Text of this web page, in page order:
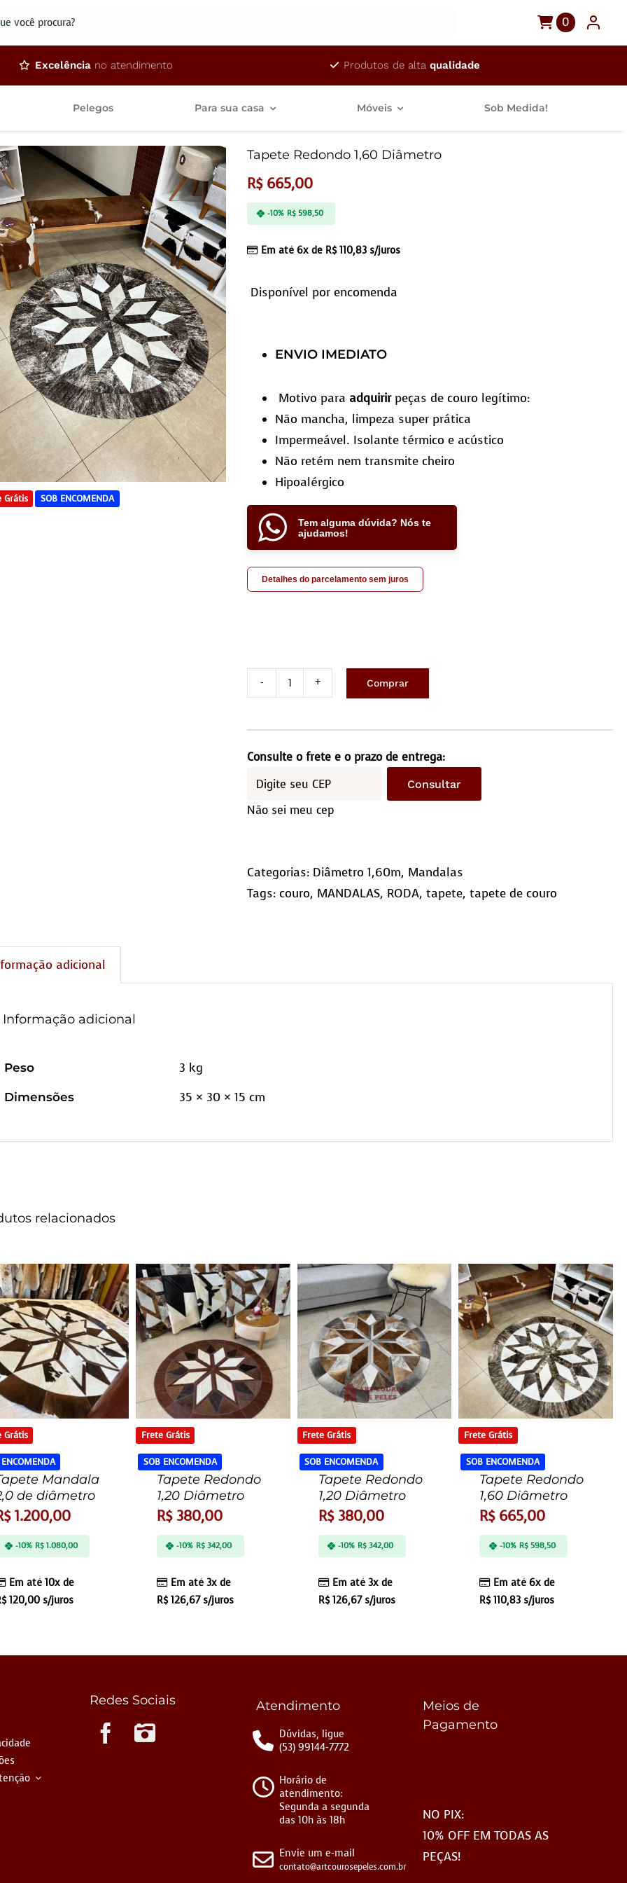
0
Excelência no atendimento Produtos de altaqualidade
Pelegos Para sua casa Móveis Sob Medida!
Grátis SOB ENCOMENDA
Tapete Redondo 1,60 Diâmetro
R$665,00
Em até 6x de R$110,83 s/juros
-10% R$598,50
Disponível por encomenda
ENVIO IMEDIATO
Motivo para adquirirpeças de couro legítimo:
Não mancha, limpeza super prática
Impermeável. Isolante térmico e acústico
Não retém nem transmite cheiro
Hipoalérgico
Tem alguma dúvida? Nós te
ajudamos!
Detalhes do parcelamento sem juros
1,60
Diâmetro
quantidade
Comprar
Consulte o frete e o prazo de entrega:
Consultar
Não sei meu cep
Categorias: Diâmetro 1,60m, Mandalas
Tags:couro, MANDALAS, RODA,tapete,tapete de couro
adicional
Informação adicional
Peso 3 kg
Dimensões 35 × 30 × 15 cm
relacionados
Grátis
Mandala
de diâmetro
1.200,00
Em até 10x de
120,00 s/juros
-10% R$1.080,00
Frete Grátis
SOB ENCOMENDA
Tapete Redondo
1,20 Diâmetro
R$380,00
Em até 3x de
R$126,67s/juros
-10% R$ 342,00
Frete Grátis
SOB ENCOMENDA
Tapete Redondo
1,20 Diâmetro
R$380,00
Em até 3x de
R$126,67s/juros
-10% R$ 342,00
Frete Grátis
SOB ENCOMENDA
Tapete Redondo
1,60 Diâmetro
R$665,00
Em até 6x de
R$110,83 s/juros
-10% R$598,50
Redes Sociais Atendimento
Dúvidas, ligue
(53) 99144-7772
Horário de
atendimento:
Segunda a segunda
das 10h às 18h
Envie um e-mail
contato@artcourosepeles.com.br
Meios de
Pagamento
NO PIX:
10% OFF EM TODAS AS
PEÇAS!